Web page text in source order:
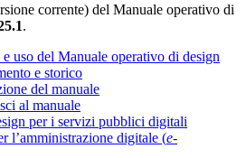
corrente) del Manuale operativo di
.
uso del Manuale operativo di design
e storico
del manuale
al manuale
per i servizi pubblici digitali
l’amministrazione digitale (e-